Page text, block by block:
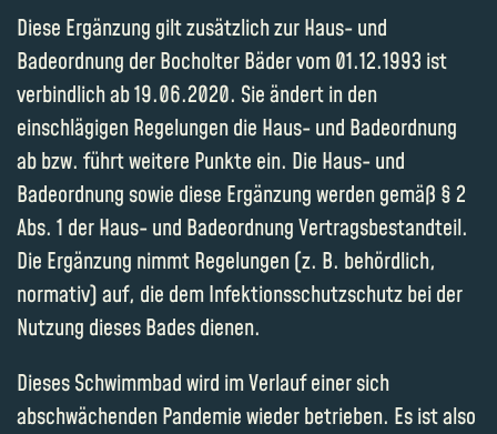
Diese Ergänzung gilt zusätzlich zur Haus- und
Badeordnung der Bocholter Bäder vom 01.12.1993 ist
verbindlich ab 19.06.2020. Sie ändert in den
einschlägigen Regelungen die Haus- und Badeordnung
ab bzw. führt weitere Punkte ein. Die Haus- und
Badeordnung sowie diese Ergänzung werden gemäß § 2
Abs. 1 der Haus- und Badeordnung Vertragsbestandteil.
Die Ergänzung nimmt Regelungen (z. B. behördlich,
normativ) auf, die dem Infektionsschutzschutz bei der
Nutzung dieses Bades dienen.
Dieses Schwimmbad wird im Verlauf einer sich
abschwächenden Pandemie wieder betrieben. Es ist also